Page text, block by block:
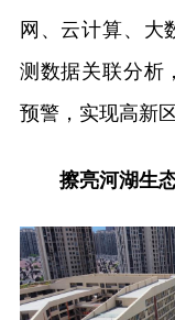
网、云计算、大
测数据关联分析
预警，实现高新
擦亮河湖生